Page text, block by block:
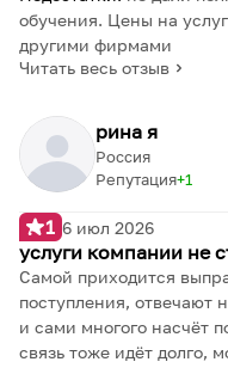
обучения. Цены на
другими фирмами
Читать весь отзыв
рина я
Репутация 1
Россия
1 6 июл 2026
услуги компании не
Самой приходится
поступления, отвечают
и сами многого насчёт
связь тоже идёт долго,